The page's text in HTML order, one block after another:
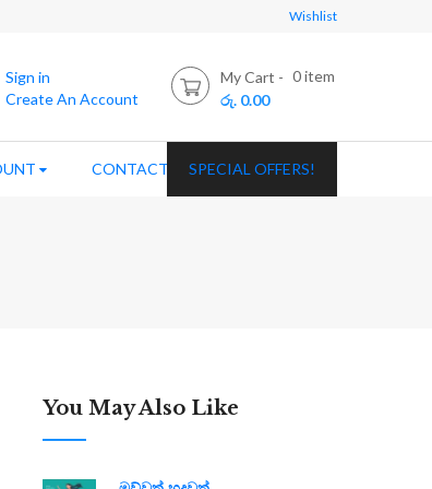
Wishlist
Sign in
Create An Account
My Cart 0item
රු. 0.00
CONTACT USSPECIAL OFFERS!
You May Also Like